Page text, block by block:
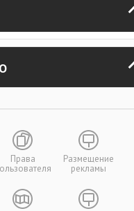
Права
Размещение
рекламы